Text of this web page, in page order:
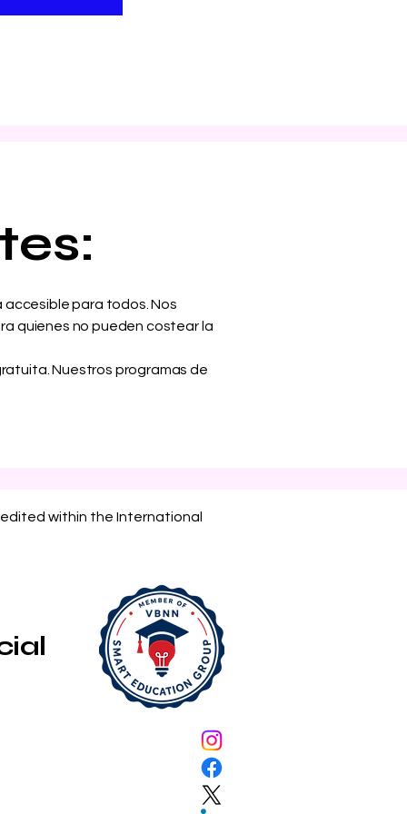
accesible para todos. Nos
quienes no pueden costear la
Nuestros programas de
within the International